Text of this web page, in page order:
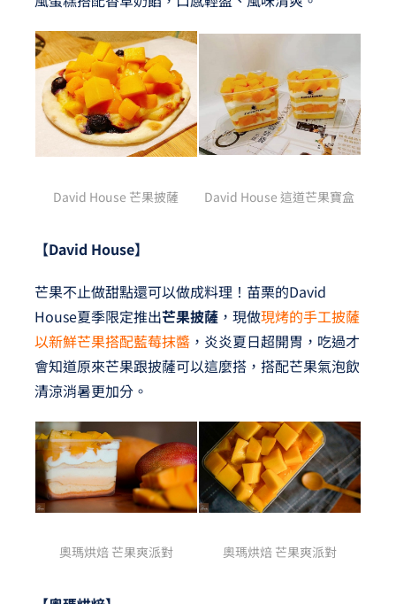
David House 芒果披薩 David House 這道芒果寶盒
【David House】
芒果不止做甜點還可以做成料理！苗栗的David
House夏季限定推出芒果披薩，現做現烤的手工披薩
以新鮮芒果搭配藍莓抹醬，炎炎夏日超開胃，吃過才
會知道原來芒果跟披薩可以這麼搭，搭配芒果氣泡飲
清涼消暑更加分。
奧瑪烘焙 芒果爽派對 奧瑪烘焙 芒果爽派對